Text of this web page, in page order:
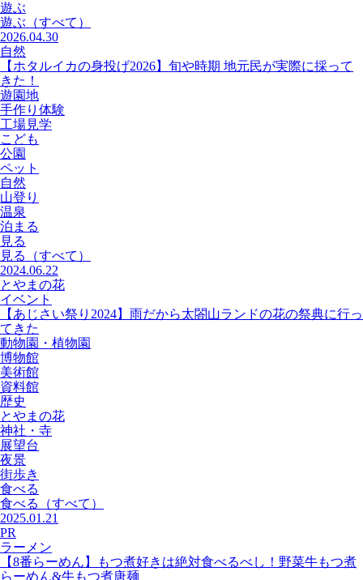
遊ぶ
遊ぶ （すべて）
2026.04.30
自然
【ホタルイカの身投げ2026】旬や時期 地元民が実際に採って
きた！
遊園地
手作り体験
工場見学
こども
公園
ペット
自然
山登り
温泉
泊まる
見る
見る
（すべて）
2024.06.22
とやまの花
イベント
【あじさい祭り2024】雨だから太閤山ランドの花の祭典に行っ
てきた
動物園・植物園
博物館
美術館
資料館
歴史
とやまの花
神社・寺
展望台
夜景
街歩き
食べる
食べる
（すべて）
2025.01.21
PR
ラーメン
【8番らーめん】もつ煮好きは絶対食べるべし！野菜牛もつ煮
らーめん&牛もつ煮唐麺